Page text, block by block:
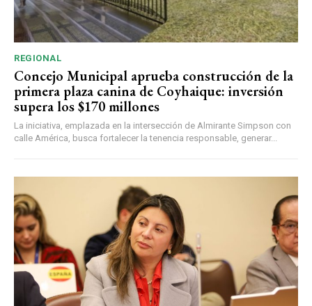
REGIONAL
Concejo Municipal aprueba construcción de la
primera plaza canina de Coyhaique: inversión
supera los $170 millones
La iniciativa, emplazada en la intersección de Almirante Simpson con
calle América, busca fortalecer la tenencia responsable, generar...